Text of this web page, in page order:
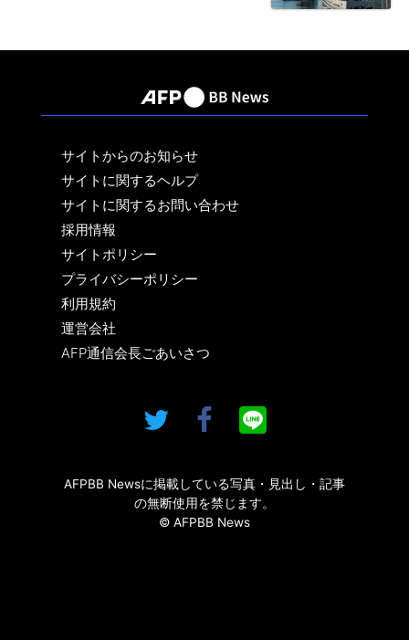
サイトからのお知らせ
サイトに関するヘルプ
サイトに関するお問い合わせ
採用情報
サイトポリシー
プライバシーポリシー
利用規約
運営会社
AFP通信会長ごあいさつ
AFPBB Newsに掲載している写真・見出し・記事
の無断使用を禁じます。
© AFPBB News